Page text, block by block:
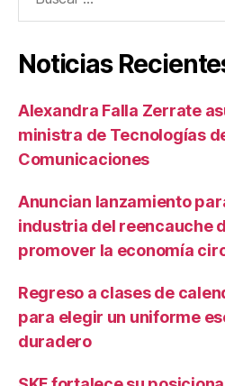
Noticias
Alexandra Falla Zerrate
ministra de Tecnologías
Comunicaciones
Anuncian lanzamiento
industria del reencauche
promover la economía
Regreso a clases de
para elegir un uniforme
duradero